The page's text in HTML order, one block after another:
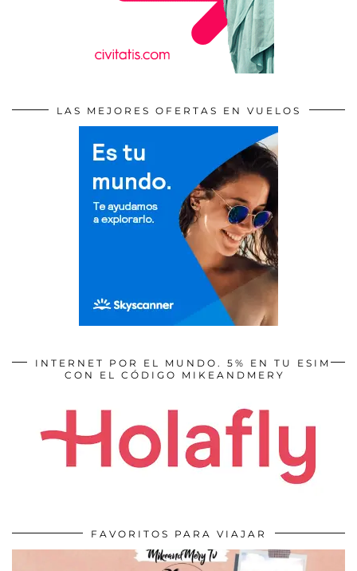
LAS MEJORES OFERTAS EN VUELOS
INTERNET POR EL MUNDO. 5% EN TU ESIM
CON EL CÓDIGO MIKEANDMERY
FAVORITOS PARA VIAJAR